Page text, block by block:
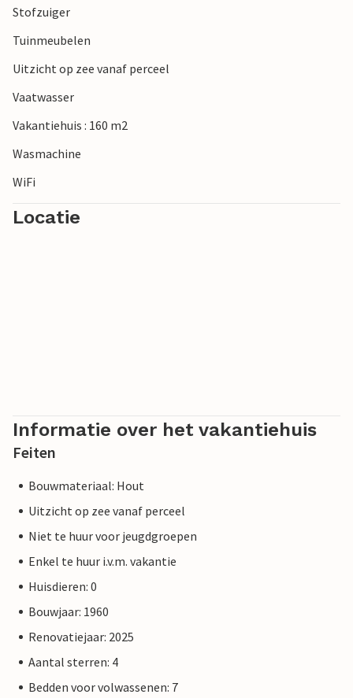
Stofzuiger
Tuinmeubelen
Uitzicht op zee vanaf perceel
Vaatwasser
Vakantiehuis : 160 m2
Wasmachine
WiFi
Locatie
Informatie over het vakantiehuis
Feiten
Bouwmateriaal: Hout
Uitzicht op zee vanaf perceel
Niet te huur voor jeugdgroepen
Enkel te huur i.v.m. vakantie
Huisdieren: 0
Bouwjaar: 1960
Renovatiejaar: 2025
Aantal sterren: 4
Bedden voor volwassenen: 7